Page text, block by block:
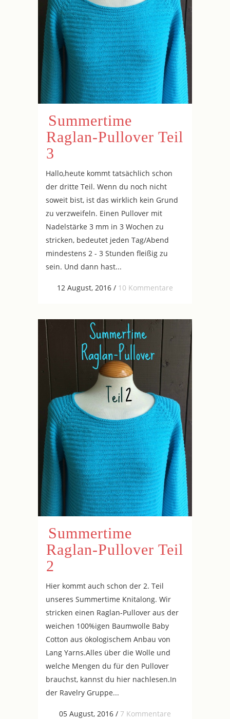
Summertime
Raglan-Pullover Teil
3
Hallo,heute kommt tatsächlich schon
der dritte Teil. Wenn du noch nicht
soweit bist, ist das wirklich kein Grund
zu verzweifeln. Einen Pullover mit
Nadelstärke 3 mm in 3 Wochen zu
stricken, bedeutet jeden Tag/Abend
mindestens 2 - 3 Stunden fleißig zu
sein. Und dann hast...
12 August, 2016 / 10 Kommentare
Summertime
Raglan-Pullover Teil
2
Hier kommt auch schon der 2. Teil
unseres Summertime Knitalong. Wir
stricken einen Raglan-Pullover aus der
weichen 100%igen Baumwolle Baby
Cotton aus ökologischem Anbau von
Lang Yarns.Alles über die Wolle und
welche Mengen du für den Pullover
brauchst, kannst du hier nachlesen.In
der Ravelry Gruppe...
05 August, 2016 / 7 Kommentare